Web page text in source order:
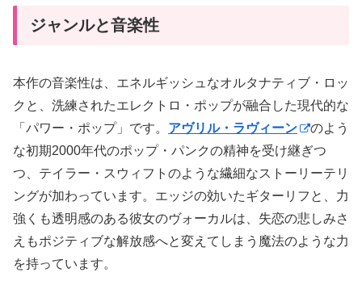
ジャンルと音楽性
本作の音楽性は、エネルギッシュなオルタナティブ・ロッ
クと、洗練されたエレクトロ・ポップが融合した現代的な
「パワー・ポップ」です。 アヴリル・ラヴィーン
のよう
な初期2000年代のポップ・パンクの精神を受け継ぎつ
つ、テイラー・スウィフトのような繊細なストーリーテリ
ングが加わっています。エッジの効いたギターリフと、力
強くも透明感のある彼女のヴォーカルは、失恋の悲しみさ
えもポジティブな解放感へと変えてしまう魔法のような力
を持っています。